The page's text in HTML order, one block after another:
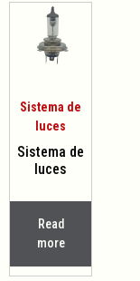
Sistema de
luces
Sistema de
luces
Read
more